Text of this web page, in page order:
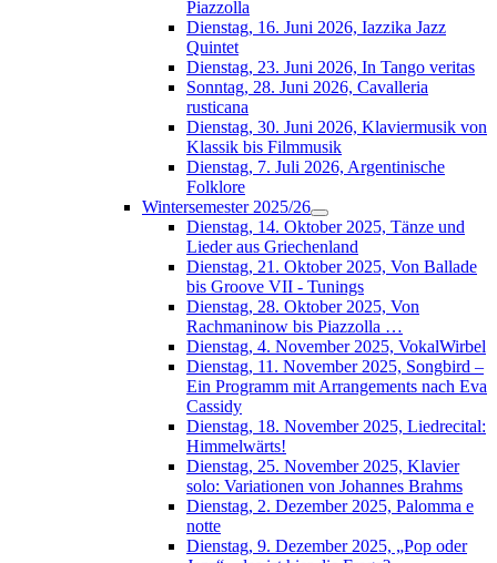
Piazzolla
Dienstag, 16. Juni 2026, Iazzika Jazz
Quintet
Dienstag, 23. Juni 2026, In Tango veritas
Sonntag, 28. Juni 2026, Cavalleria
rusticana
Dienstag, 30. Juni 2026, Klaviermusik von
Klassik bis Filmmusik
Dienstag, 7. Juli 2026, Argentinische
Folklore
Wintersemester 2025/26
Dienstag, 14. Oktober 2025, Tänze und
Lieder aus Griechenland
Dienstag, 21. Oktober 2025, Von Ballade
bis Groove VII - Tunings
Dienstag, 28. Oktober 2025, Von
Rachmaninow bis Piazzolla …
Dienstag, 4. November 2025, VokalWirbel
Dienstag, 11. November 2025, Songbird –
Ein Programm mit Arrangements nach Eva
Cassidy
Dienstag, 18. November 2025, Liedrecital:
Himmelwärts!
Dienstag, 25. November 2025, Klavier
solo: Variationen von Johannes Brahms
Dienstag, 2. Dezember 2025, Palomma e
notte
Dienstag, 9. Dezember 2025, „Pop oder